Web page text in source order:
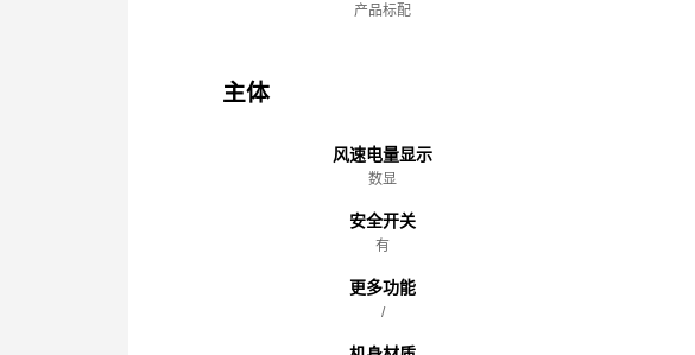
产品标配
主体
风速电量显示
数显
安全开关
有
更多功能
/